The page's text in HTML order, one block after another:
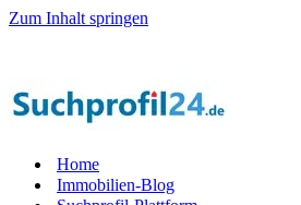
Zum Inhalt springen
Home
Immobilien-Blog